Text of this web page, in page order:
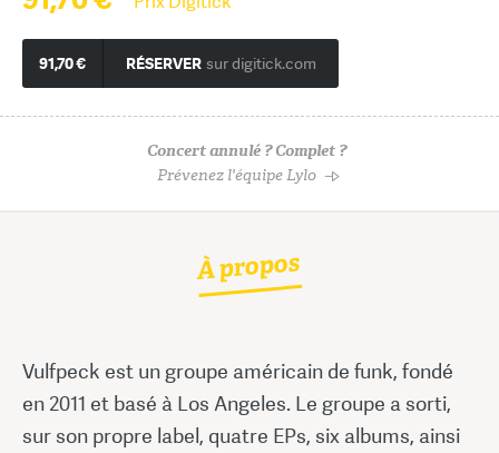
91,70 € RÉSERVER sur digitick.com
Concert annulé ? Complet ?
Prévenez l'équipe Lylo
À propos
Vulfpeck est un groupe américain de funk, fondé
en 2011 et basé à Los Angeles. Le groupe a sorti,
sur son propre label, quatre EPs, six albums, ainsi